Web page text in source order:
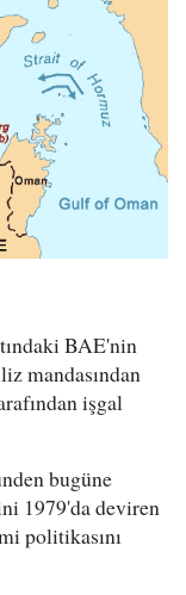
BAE'nin
mandasından
işgal
bugüne
1979'da deviren
politikasını